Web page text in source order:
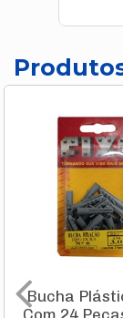
Bucha